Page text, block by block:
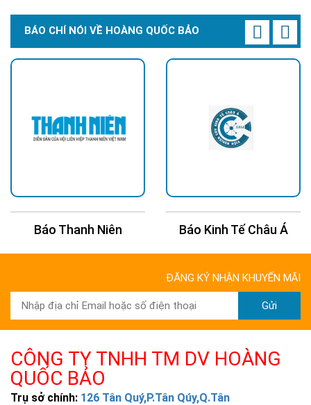
BÁO CHÍ NÓI VỀ HOÀNG QUỐC BẢO
Báo Thanh Niên Báo Kinh Tế Châu Á
ĐĂNG KÝ NHẬN KHUYẾN MÃI
Gửi
CÔNG TY TNHH TM DV HOÀNG
QUỐC BẢO
Trụ sở chính: 126 Tân Quý,P.Tân Qúy,Q.Tân